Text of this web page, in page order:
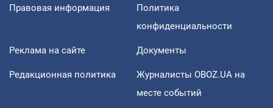
Правовая информация
Политика
конфиденциальности
Реклама на сайте Документы
Редакционная политика
Журналисты OBOZ.UA на
месте событий